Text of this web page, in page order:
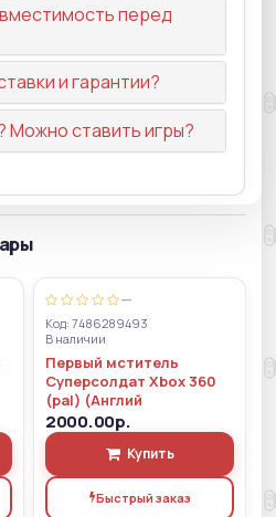
перед
и гарантии?
Можно ставить игры?
—
Код: 7486289493
В наличии
Первый мститель
Суперсолдат Xbox 360
(pal) (Англий
2000.00р.
Купить
Быстрый заказ